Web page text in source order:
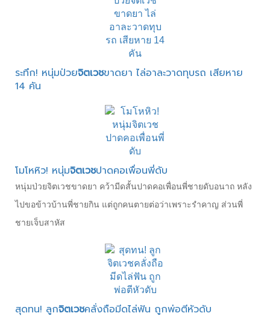
ระทึก! หนุ่มป่วยจิตเวชขาดยา ไล่อาละวาดทุบรถ เสียหาย
14 คัน
โมโหหิว! หนุ่มจิตเวชปาดคอเพื่อนพี่ดับ
หนุ่มป่วยจิตเวชขาดยา คว้ามีดสั้นปาดคอเพื่อนพี่ชายดับอนาถ หลัง
ไปขอข้าวบ้านพี่ชายกิน แต่ถูกคนตายต่อว่าเพราะรำคาญ ส่วนพี่
ชายเจ็บสาหัส
สุดทน! ลูกจิตเวชคลั่งถือมีดไล่ฟัน ถูกพ่อตีหัวดับ